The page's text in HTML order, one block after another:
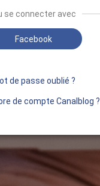
se connecter avec
Facebook
de passe oublié ?
de compte Canalblog ?